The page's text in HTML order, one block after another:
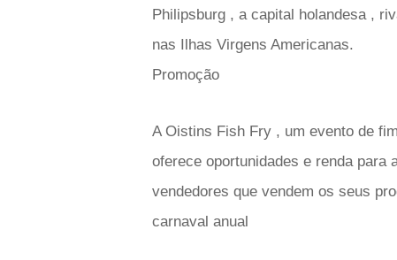
Philipsburg , a capital holandesa ,
nas Ilhas Virgens Americanas.
Promoção
A Oistins Fish Fry , um evento de
oferece oportunidades e renda
vendedores que vendem os seus
carnaval anual